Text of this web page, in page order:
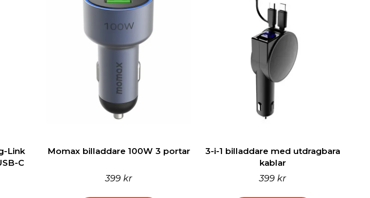
Link
C
Momax billaddare 100W 3 portar
399 kr
3-i-1 billaddare med utdragbara
kablar
399 kr